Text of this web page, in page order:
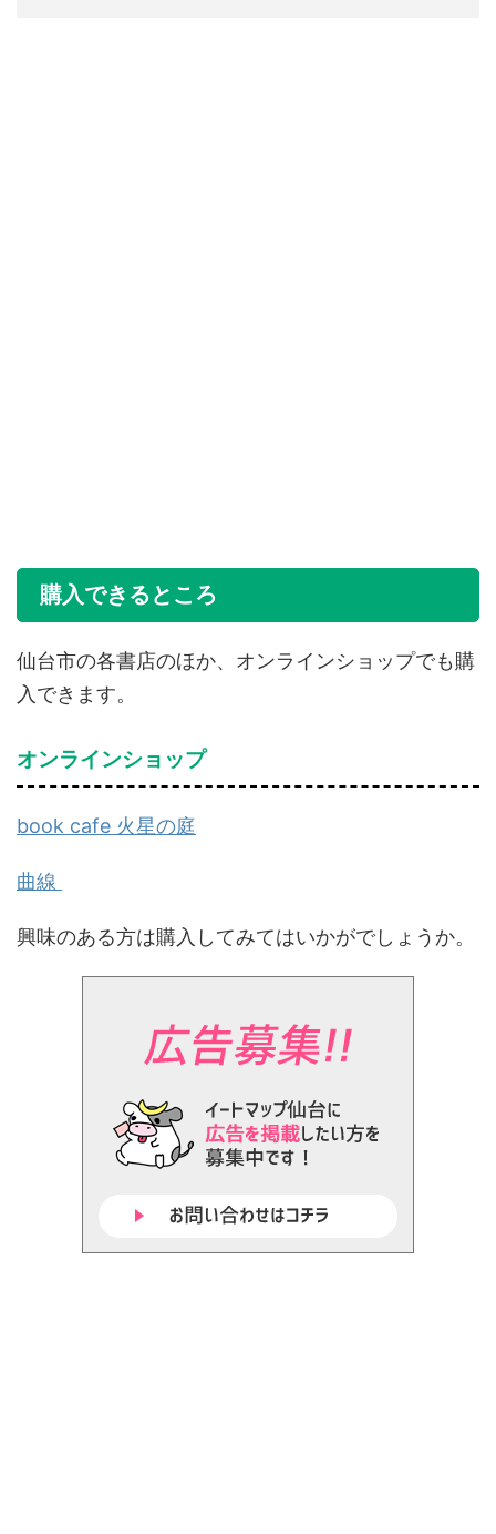
購入できるところ
仙台市の各書店のほか、オンラインショップでも購
入できます。
オンラインショップ
book cafe 火星の庭
曲線
興味のある方は購入してみてはいかがでしょうか。